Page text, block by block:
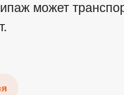
может